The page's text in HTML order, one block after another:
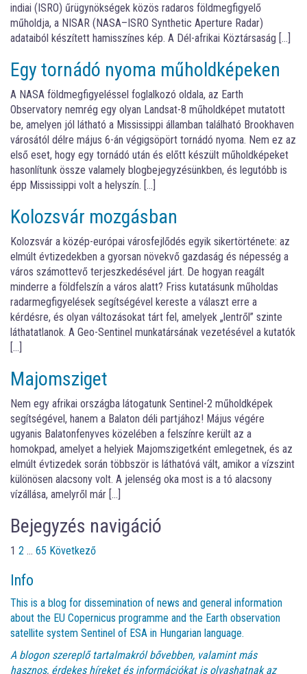
indiai (ISRO) űrügynökségek közös radaros földmegfigyelő
műholdja, a NISAR (NASA–ISRO Synthetic Aperture Radar)
adataiból készített hamisszínes kép. A Dél-afrikai Köztársaság […]
Egy tornádó nyoma műholdképeken
A NASA földmegfigyeléssel foglalkozó oldala, az Earth
Observatory nemrég egy olyan Landsat-8 műholdképet mutatott
be, amelyen jól látható a Mississippi államban található Brookhaven
városától délre május 6-án végigsöpört tornádó nyoma. Nem ez az
első eset, hogy egy tornádó után és előtt készült műholdképeket
hasonlítunk össze valamely blogbejegyzésünkben, és legutóbb is
épp Mississippi volt a helyszín. […]
Kolozsvár mozgásban
Kolozsvár a közép-európai városfejlődés egyik sikertörténete: az
elmúlt évtizedekben a gyorsan növekvő gazdaság és népesség a
város számottevő terjeszkedésével járt. De hogyan reagált
minderre a földfelszín a város alatt? Friss kutatásunk műholdas
radarmegfigyelések segítségével kereste a választ erre a
kérdésre, és olyan változásokat tárt fel, amelyek „lentről” szinte
láthatatlanok. A Geo-Sentinel munkatársának vezetésével a kutatók
[…]
Majomsziget
Nem egy afrikai országba látogatunk Sentinel-2 műholdképek
segítségével, hanem a Balaton déli partjához! Május végére
ugyanis Balatonfenyves közelében a felszínre került az a
homokpad, amelyet a helyiek Majomszigetként emlegetnek, és az
elmúlt évtizedek során többször is láthatóvá vált, amikor a vízszint
különösen alacsony volt. A jelenség oka most is a tó alacsony
vízállása, amelyről már […]
Bejegyzés navigáció
1 2 … 65 Következő
Info
This is a blog for dissemination of news and general information
about the EU Copernicus programme and the Earth observation
satellite system Sentinel of ESA in Hungarian language.
A blogon szereplő tartalmakról bővebben, valamint más
hasznos, érdekes híreket és információkat is olvashatnak az